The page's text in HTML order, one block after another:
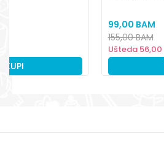
KUPI
99,00 BAM
Ušteda56,00
155,00BAM